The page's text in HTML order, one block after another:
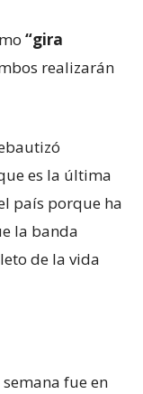
“gira
realizarán
es la última
país porque ha
la banda
de la vida
fue en